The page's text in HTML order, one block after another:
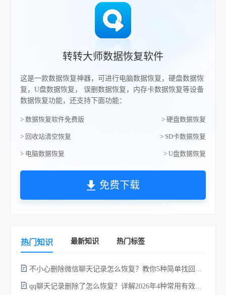
转转大师数据恢复软件
这是一款数据恢复神器，可进行电脑数据恢复，硬盘数据恢
复，U盘数据恢复， 误删数据恢复，内存卡数据恢复等设备
数据恢复功能，还支持下面功能：
> 数据恢复软件免费版 > 硬盘数据恢复
> 回收站清空恢复 > SD卡数据恢复
> 电脑数据恢复 > U盘数据恢复
免费下载
热门知识 最新知识 热门标签
不小心删除微信聊天记录怎么恢复？教你5种简单找回的方法！
qq聊天记录删除了怎么恢复？详解2026年4种常用有效的方法（支持.db数据库提取）